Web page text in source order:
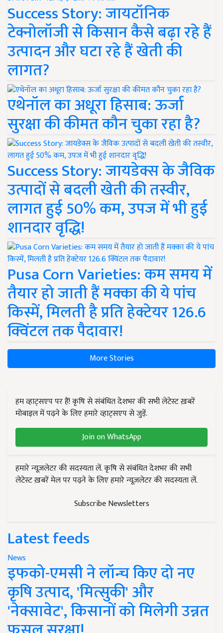
Success Story: जायटॉनिक
टेक्नोलॉजी से किसान कैसे बढ़ा रहे हैं
उत्पादन और घटा रहे हैं खेती की
लागत?
एथेनॉल का अधूरा हिसाब: ऊर्जा
सुरक्षा की कीमत कौन चुका रहा है?
Success Story: जायडेक्स के जैविक
उत्पादों से बदली खेती की तस्वीर,
लागत हुई 50% कम, उपज में भी हुई
शानदार वृद्धि!
Pusa Corn Varieties: कम समय में
तैयार हो जाती हैं मक्का की ये पांच
किस्में, मिलती है प्रति हेक्टेयर 126.6
क्विंटल तक पैदावार!
More Stories
हम व्हाट्सएप पर हैं! कृषि से संबंधित देशभर की सभी लेटेस्ट ख़बरें
मोबाइल में पढ़ने के लिए हमारे व्हाट्सएप से जुड़ें.
Join on WhatsApp
हमारे न्यूज़लेटर की सदस्यता लें. कृषि से संबंधित देशभर की सभी
लेटेस्ट ख़बरें मेल पर पढ़ने के लिए हमारे न्यूज़लेटर की सदस्यता लें.
Subscribe Newsletters
Latest feeds
News
इफको-एमसी ने लॉन्च किए दो नए
कृषि उत्पाद, 'मित्सुकी' और
'नेक्सावेट', किसानों को मिलेगी उन्नत